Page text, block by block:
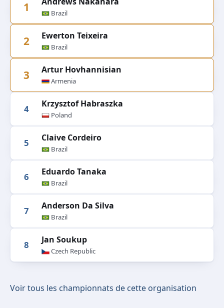
1 Brazil
2 Ewerton Teixeira
Brazil
3 Artur Hovhannisian
Armenia
4 Krzysztof Habraszka
Poland
5 Claive Cordeiro
Brazil
6 Eduardo Tanaka
Brazil
7 Anderson Da Silva
Brazil
8 Jan Soukup
Czech Republic
Voir tous les championnats de cette organisation